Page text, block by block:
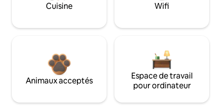
Cuisine Wifi
Animaux acceptés
Espace de travail
pour ordinateur